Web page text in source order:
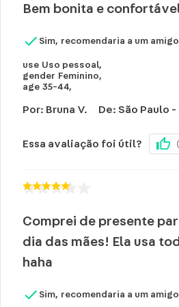
Bem bonita e
Sim, recomendaria a um amigo
use Uso pessoal,
gender Feminino,
age 35-44,
Por: Bruna V. De: São Paulo -
Essa avaliação foi útil?
Comprei de presente
dia das mães! Ela usa
haha
Sim, recomendaria a um amigo